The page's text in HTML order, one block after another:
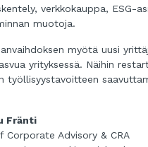
verkkokauppa, ESG-
muotoja.
myötä uusi
yrityksessä. Näihin
työllisyystavoitteen
Fränti
Corporate Advisory & CRA